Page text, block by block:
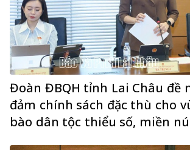
Đoàn ĐBQH tỉnh Lai Châu đề
đảm chính sách đặc thù cho
bào dân tộc thiểu số, miền